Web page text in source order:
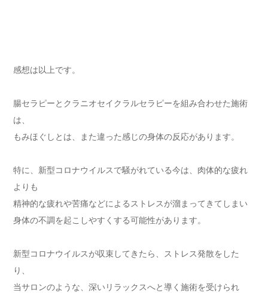
感想は以上です。
腸セラピーとクラニオセイクラルセラピーを組み合わせた施術
は、
もみほぐしとは、また違った感じの身体の反応があります。
特に、新型コロナウイルスで騒がれている今は、肉体的な疲れ
よりも
精神的な疲れや苦痛などによるストレスが溜まってきてしまい
身体の不調を起こしやすくする可能性があります。
新型コロナウイルスが収束してきたら、ストレス発散をした
り、
当サロンのような、深いリラックスへと導く施術を受けられ